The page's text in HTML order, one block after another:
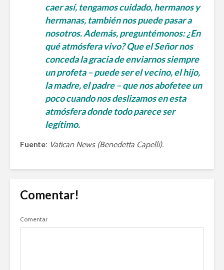
caer así, tengamos cuidado, hermanos y
hermanas, también nos puede pasar a
nosotros. Además, preguntémonos: ¿En
qué atmósfera vivo? Que el Señor nos
conceda la gracia de enviarnos siempre
un profeta – puede ser el vecino, el hijo,
la madre, el padre – que nos abofetee un
poco cuando nos deslizamos en esta
atmósfera donde todo parece ser
legítimo.
Fuente: Vatican News (Benedetta Capelli).
Comentar!
Comentar